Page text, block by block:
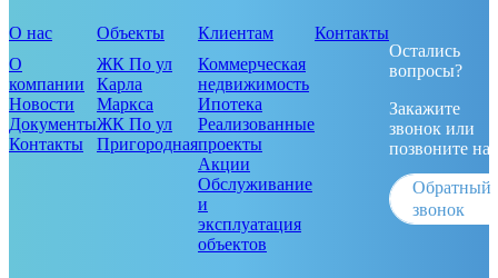
О нас
О
компании
Новости
Документы
Контакты
Объекты
ЖК По ул
Карла
Маркса
ЖК По ул
Пригородная
Клиентам
Коммерческая
недвижимость
Ипотека
Реализованные
проекты
Акции
Обслуживание
и
эксплуатация
объектов
Контакты
Остались
вопросы?
Закажите
звонок или
позвоните
Обратный
звонок